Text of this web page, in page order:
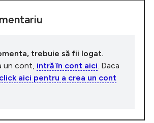
trebuie să fii logat.
un cont, intră în cont aici . Daca
click aici pentru a crea un cont